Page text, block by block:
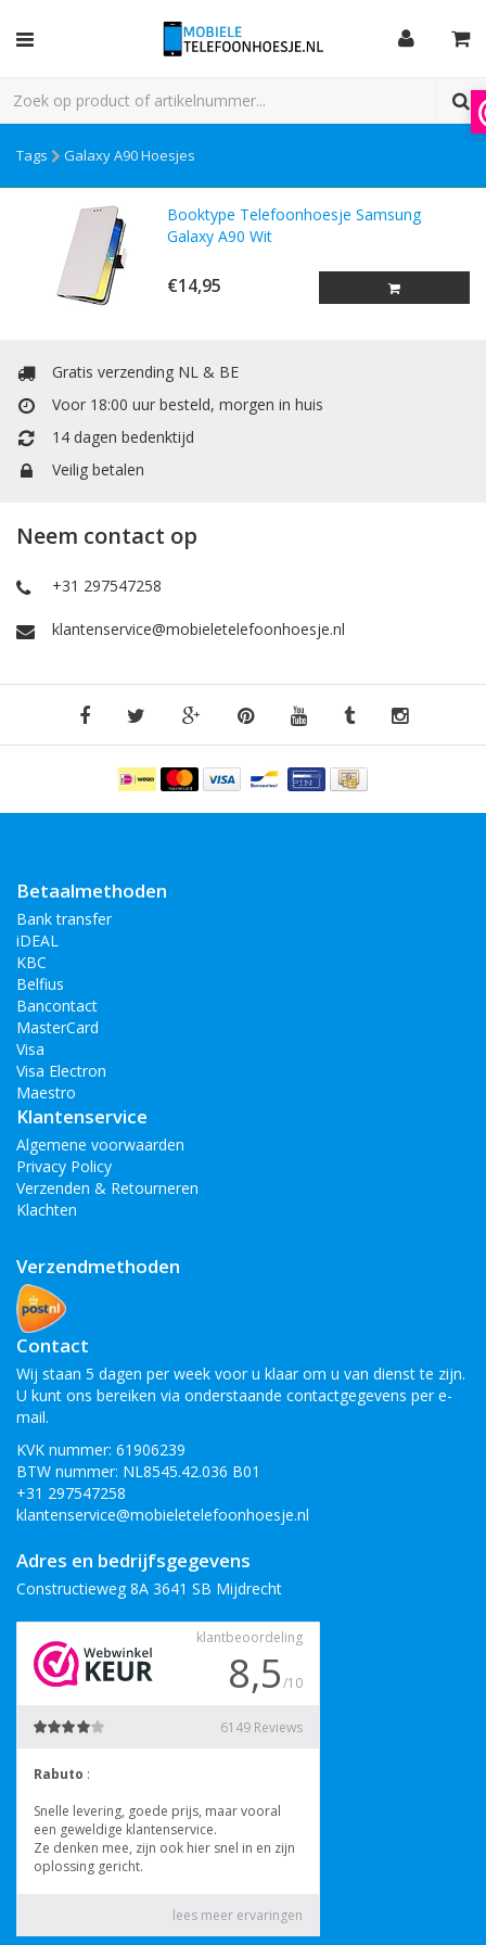
Tags Galaxy A90 Hoesjes
Booktype Telefoonhoesje Samsung
Galaxy A90 Wit
€14,95
Gratis verzending NL & BE
Voor 18:00 uur besteld, morgen in huis
14 dagen bedenktijd
Veilig betalen
Neem contact op
+31 297547258
klantenservice@mobieletelefoonhoesje.nl
Betaalmethoden
Bank transfer
iDEAL
KBC
Belfius
Bancontact
MasterCard
Visa
Visa Electron
Maestro
Klantenservice
Algemene voorwaarden
Privacy Policy
Verzenden & Retourneren
Klachten
Verzendmethoden
Contact
Wij staan 5 dagen per week voor u klaar om u van dienst te zijn.
U kunt ons bereiken via onderstaande contactgegevens per e-
mail.
KVK nummer: 61906239
BTW nummer: NL8545.42.036 B01
+31 297547258
klantenservice@mobieletelefoonhoesje.nl
Adres en bedrijfsgegevens
Constructieweg 8A 3641 SB Mijdrecht